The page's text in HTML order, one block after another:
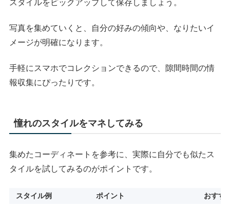
スタイルをピックアップして保存しましょう。
写真を集めていくと、自分の好みの傾向や、なりたいイ
メージが明確になります。
手軽にスマホでコレクションできるので、隙間時間の情
報収集にぴったりです。
憧れのスタイルをマネしてみる
集めたコーディネートを参考に、実際に自分でも似たス
タイルを試してみるのがポイントです。
スタイル例 ポイント おすす